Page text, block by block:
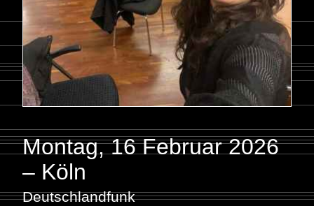
Montag, 16 Februar 2026
– Köln
Deutschlandfunk